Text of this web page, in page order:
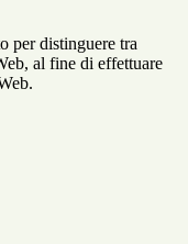
per distinguere tra
al fine di effettuare